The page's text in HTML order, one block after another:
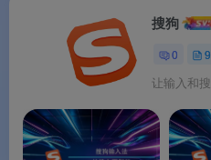
✅20 年国民品牌，月活
道，安卓平台累计
✅ 2026 AI 大版本全面
力升级，语音、翻译、
搜狗
0 9
让输入和